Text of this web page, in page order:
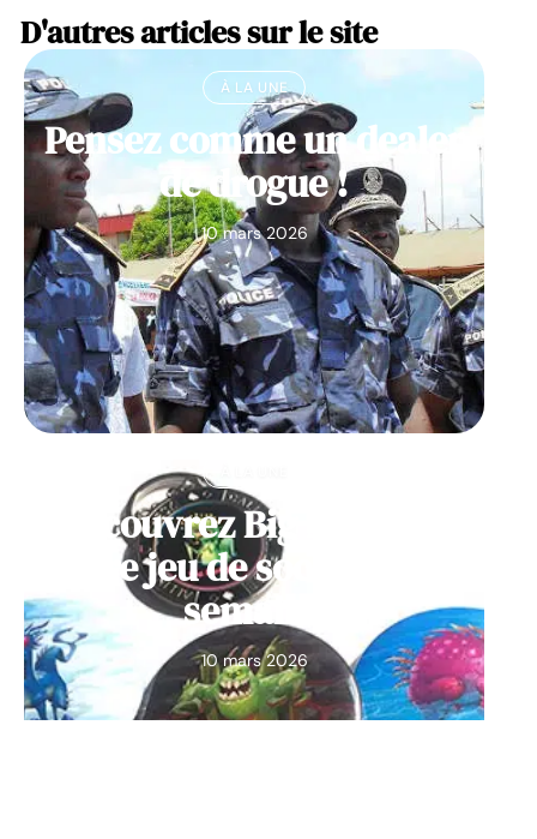
D'autres articles sur le site
À LA UNE
Pensez comme un dealer
de drogue !
10 mars 2026
Découvrez Big Monster,
notre jeu de société de la
semaine
10 mars 2026